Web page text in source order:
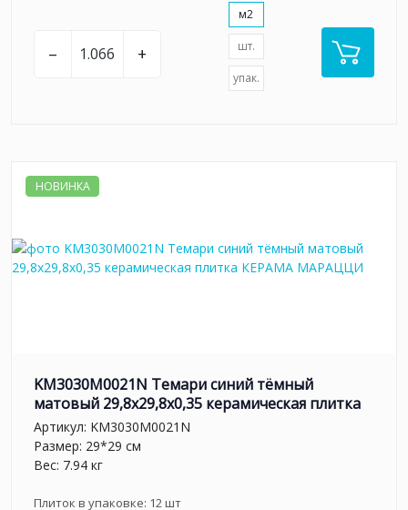
– +
м2
шт.
упак.
НОВИНКА
KM3030M0021N Темари синий тёмный
матовый 29,8x29,8x0,35 керамическая плитка
Артикул: KM3030M0021N
Размер: 29*29 см
Вес: 7.94 кг
Плиток в упаковке: 12шт